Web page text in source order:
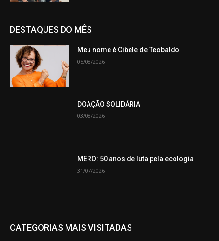
DESTAQUES DO MÊS
Meu nome é Cibele de Teobaldo
05/08/2026
DOAÇÃO SOLIDÁRIA
03/08/2026
MERO: 50 anos de luta pela ecologia
31/07/2026
CATEGORIAS MAIS VISITADAS